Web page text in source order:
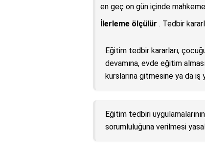
en geç on gün içinde
İlerleme ölçülür . Tedbir
Eğitim tedbir kararları,
devamına, evde eğitim
kurslarına gitmesine ya da
Eğitim tedbiri
sorumluluğuna verilmesi